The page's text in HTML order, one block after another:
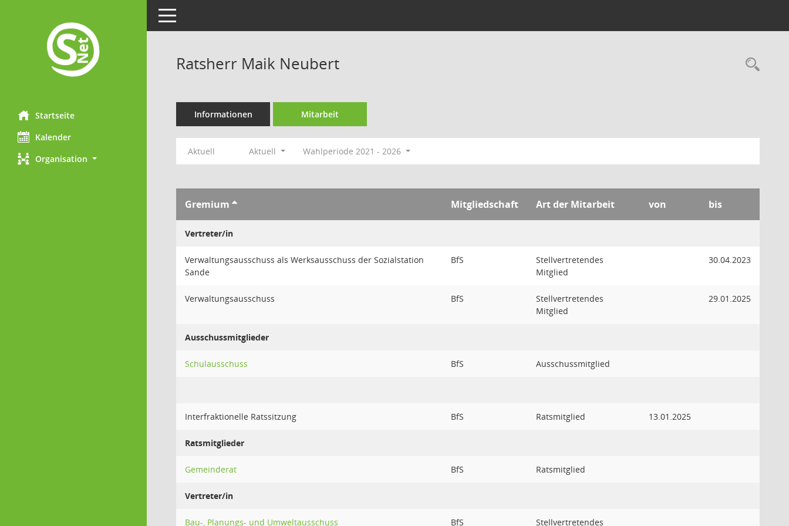
Startseite
Kalender
Organisation
Toggle navigation
Ratsherr Maik Neubert
Informationen Mitarbeit
Aktuell Aktuell Wahlperiode 2021 - 2026
Gremium Mitgliedschaft Art der Mitarbeit von bis
Vertreter/in
Verwaltungsausschuss als Werksausschuss der Sozialstation
Sande
BfS
Stellvertretendes
Mitglied
30.04.2023
Verwaltungsausschuss BfS
Stellvertretendes
Mitglied
29.01.2025
Ausschussmitglieder
Schulausschuss BfS Ausschussmitglied
Interfraktionelle Ratssitzung BfS Ratsmitglied 13.01.2025
Ratsmitglieder
Gemeinderat BfS Ratsmitglied
Vertreter/in
Bau-, Planungs- und Umweltausschuss BfS Stellvertretendes